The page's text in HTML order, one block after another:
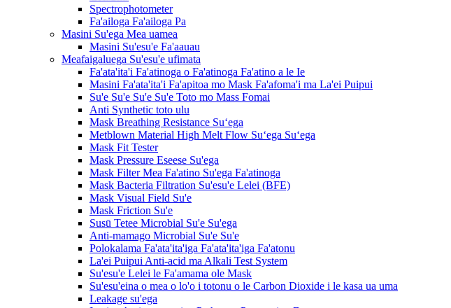
Spectrophotometer
Fa'ailoga Fa'ailoga Pa
Masini Su'ega Mea uamea
Masini Su'esu'e Fa'aauau
Meafaigaluega Su'esu'e ufimata
Fa'ata'ita'i Fa'atinoga o Fa'atinoga Fa'atino a le Ie
Masini Fa'ata'ita'i Fa'apitoa mo Mask Fa'afoma'i ma La'ei Puipui
Su'e Su'e Su'e Su'e Toto mo Mass Fomai
Anti Synthetic toto ulu
Mask Breathing Resistance Suʻega
Metblown Material High Melt Flow Suʻega Suʻega
Mask Fit Tester
Mask Pressure Eseese Su'ega
Mask Filter Mea Fa'atino Su'ega Fa'atinoga
Mask Bacteria Filtration Su'esu'e Lelei (BFE)
Mask Visual Field Su'e
Mask Friction Su'e
Susū Tetee Microbial Su'e Su'ega
Anti-mamago Microbial Su'e Su'e
Polokalama Fa'ata'ita'iga Fa'ata'ita'iga Fa'atonu
La'ei Puipui Anti-acid ma Alkali Test System
Su'esu'e Lelei le Fa'amama ole Mask
Su'esu'eina o mea o lo'o i totonu o le Carbon Dioxide i le kasa ua uma
Leakage su'ega